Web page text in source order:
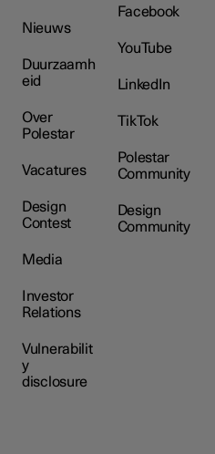
Nieuws
Duurzaamh
eid
Over
Polestar
Vacatures
Design
Contest
Media
Investor
Relations
Vulnerabilit
y
disclosure
Facebook
YouTube
LinkedIn
TikTok
Polestar
Community
Design
Community